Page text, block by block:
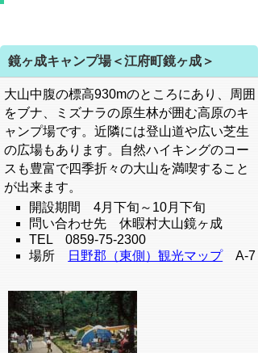
鏡ヶ成キャンプ場＜江府町鏡ヶ成＞
大山中腹の標高930mのところにあり、周囲
をブナ、ミズナラの原生林が囲む高原のキ
ャンプ場です。近隣には登山道や広い芝生
の広場もあります。自然ハイキングのコー
スも豊富で四季折々の大山を満喫すること
が出来ます。
開設期間 4月下旬～10月下旬
問い合わせ先 休暇村大山鏡ヶ成
TEL 0859-75-2300
場所
日野郡（東側）観光マップA-7